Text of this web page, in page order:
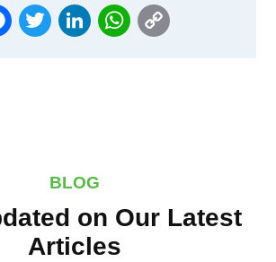
FACEBOOK
TWITTERLINKEDINWHATSAPP
BLOG
on Our Latest
Articles